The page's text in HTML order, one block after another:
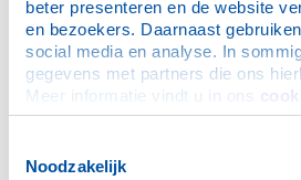
beter presenteren en de website
en bezoekers. Daarnaast
social media en analyse. In
gegevens met partners die ons
Meer informatie vindt u in ons
Noodzakelijk
Openclubavond Rotaryclub
20-januari 26
Nieuws 2025
de midzomerochtendwandeling